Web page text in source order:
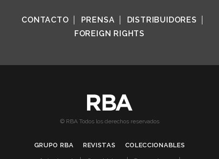
CONTACTO PRENSA
DISTRIBUIDORES
FOREIGN RIGHTS
© RBA Todos los derechos reservados
GRUPO RBA REVISTAS COLECCIONABLES